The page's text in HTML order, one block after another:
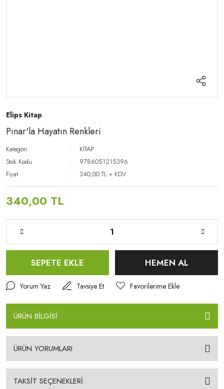
Elips Kitap
Pınar'la Hayatın Renkleri
Kategori
KİTAP
Stok Kodu
9786051215396
Fiyat
340,00 TL + KDV
340,00 TL
SEPETE EKLE HEMEN AL
Yorum Yaz Tavsiye Et
ÜRÜN BİLGİSİ
ÜRÜN YORUMLARI
TAKSİT SEÇENEKLERİ